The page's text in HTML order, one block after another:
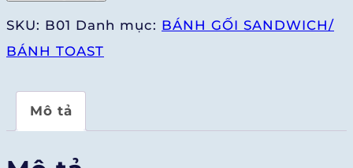
Sữa
Tươi
lượng
SKU: B01 Danh mục: BÁNH GỐI SANDWICH/
BÁNH TOAST
Mô tả